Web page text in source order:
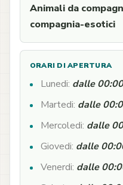
Animali da
compagnia-esotici
ORARI DI APERTURA
Lunedi: dalle
Martedi: dalle
Mercoledi: dalle
Giovedi: dalle
Venerdi: dalle